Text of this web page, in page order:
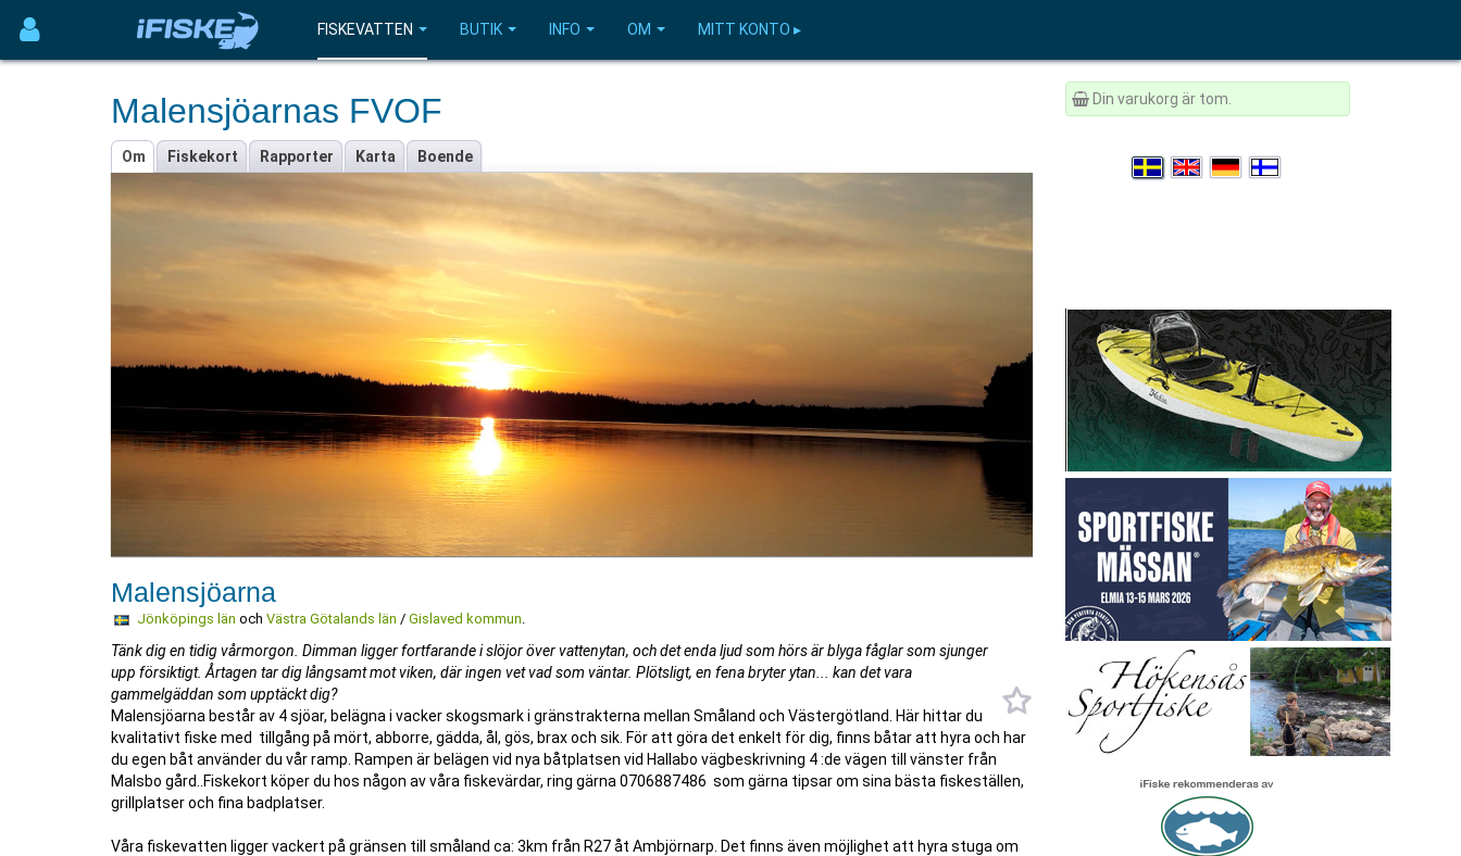
FISKEVATTEN BUTIK INFO OM MITT KONTO ▸
Malensjöarnas FVOF
Om Fiskekort Rapporter Karta Boende
solnedgång över Stora malen
Malensjöarna
Jönköpings län och Västra Götalands län / Gislaved kommun.
Tänk dig en tidig vårmorgon. Dimman ligger fortfarande i slöjor över vattenytan, och det enda ljud som hörs är blyga fåglar som sjunger
upp försiktigt. Årtagen tar dig långsamt mot viken, där ingen vet vad som väntar. Plötsligt, en fena bryter ytan... kan det vara
gammelgäddan som upptäckt dig?
Malensjöarna består av 4 sjöar, belägna i vacker skogsmark i gränstrakterna mellan Småland och Västergötland. Här hittar du
kvalitativt fiske med tillgång på mört, abborre, gädda, ål, gös, brax och sik. För att göra det enkelt för dig, finns båtar att hyra och har
du egen båt använder du vår ramp. Rampen är belägen vid nya båtplatsen vid Hallabo vägbeskrivning 4 :de vägen till vänster från
Malsbo gård..Fiskekort köper du hos någon av våra fiskevärdar, ring gärna 0706887486 som gärna tipsar om sina bästa fiskeställen,
grillplatser och fina badplatser.
Våra fiskevatten ligger vackert på gränsen till småland ca: 3km från R27 åt Ambjörnarp. Det finns även möjlighet att hyra stuga om
Din varukorg är tom.